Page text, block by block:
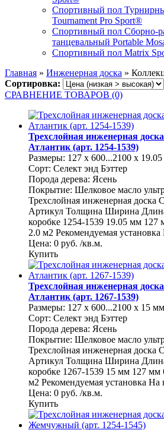
Спортивный пол
Tournament Pro Sport®
Спортивный пол Сборно-
танцевальный Portable
Спортивный пол Matrix
Главная » Инженерная доска »
Сортировка:
СРАВНЕНИЕ ТОВАРОВ (0)
Трехслойная инженерная
Атлантик (арт. 1254-1539)
Размеры: 127 x 600...2100 x
Сорт: Селект энд Бэттер
Порода дерева: Ясень
Покрытие: Шелковое масло
Трехслойная инженерная доска
Артикул Толщина Ширина
коробке 1254-1539 19.05 мм
2.0 м2 Рекомендуемая
Цена: 0 руб. /кв.м.
Купить
Трехслойная инженерная
Атлантик (арт. 1267-1539)
Размеры: 127 x 600...2100 x 15 мм
Сорт: Селект энд Бэттер
Порода дерева: Ясень
Покрытие: Шелковое масло
Трехслойная инженерная доска
Артикул Толщина Ширина
коробке 1267-1539 15 мм 127
м2 Рекомендуемая установка На
Цена: 0 руб. /кв.м.
Купить